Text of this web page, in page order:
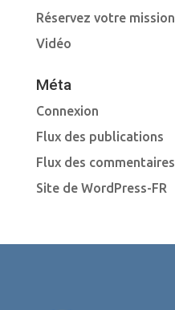
Réservez votre mission
Vidéo
Méta
Connexion
Flux des publications
Flux des commentaires
Site de WordPress-FR